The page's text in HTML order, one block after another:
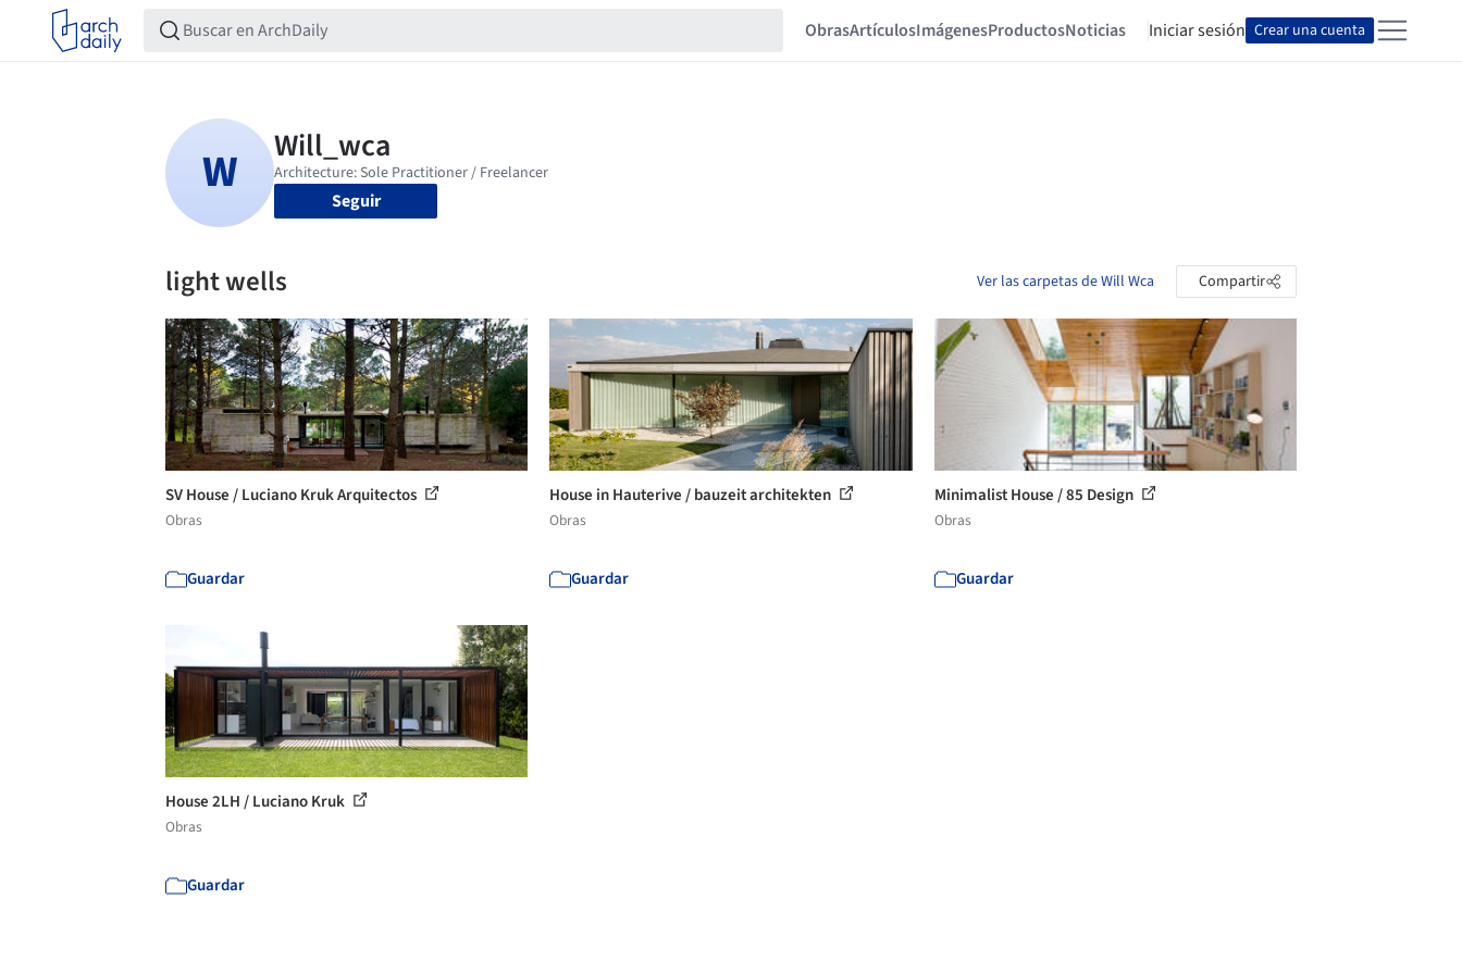
ObrasArtículosImágenesProductosNoticias Iniciar sesión Crear una cuenta
Seguir
light wells Ver las carpetas de Will Wca Compartir
SV House / Luciano Kruk Arquitectos
Obras
Guardar
House in Hauterive / bauzeit architekten
Obras
Guardar
Minimalist House / 85 Design
Obras
Guardar
House 2LH / Luciano Kruk
Obras
Guardar